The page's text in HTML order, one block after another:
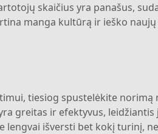
skaičius yra panašus,
manga kultūrą ir ieško
tiesiog spustelėkite
greitas ir efektyvus,
išversti bet kokį turinį,